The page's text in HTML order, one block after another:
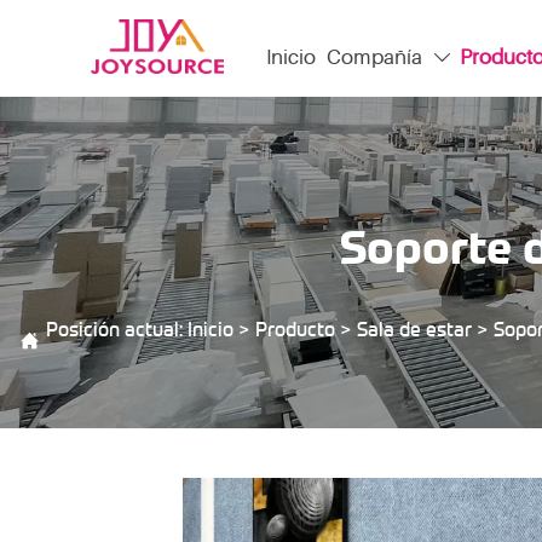
Inicio Compañía 
Soporte
 Posición actual:Inicio> Producto> Sala de estar>